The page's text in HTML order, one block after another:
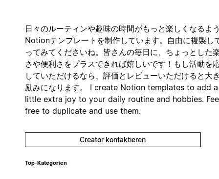
日々のルーティンや趣味の時間がもっと楽しくなるよ
Notionテンプレートを制作しています。自由に複製し
ってみてくださいね。皆さんの毎日に、ちょっとした
さや便利さをプラスできれば嬉しいです！もし活動を
していただけるなら、評価とレビューいただけると大
励みになります。 I create Notion templates to add a
little extra joy to your daily routine and hobbies.
free to duplicate and use them.
Creator kontaktieren
Top-Kategorien